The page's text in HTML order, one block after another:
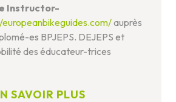
Instructor-
auprès
es BPJEPS. DEJEPS et
des éducateur-trices
SAVOIR PLUS